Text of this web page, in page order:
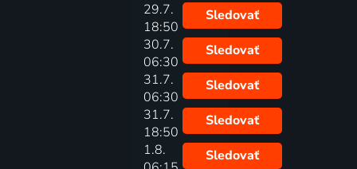
29.7.
18:50
Sledovať
30.7.
06:30
Sledovať
31.7.
06:30
Sledovať
31.7.
18:50
Sledovať
1.8.
Sledovať